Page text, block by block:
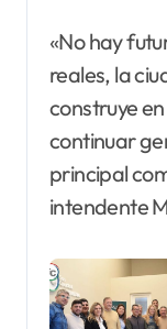
«No hay
reales, la
construye
continuar
principal
intendente